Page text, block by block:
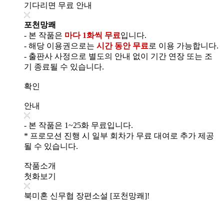
기다리면 무료 안내
포천망쾌
- 본 작품은 마다 1화씩 무료입니다.
- 해당 이용권으로는 시간 동안 무료 로 이용 가능합니다.
- 출판사 사정으로 별도의 안내 없이 기간 연장 또는 조
기 종료될 수 있습니다.
확인
안내
- 본 작품은 1~25화 무료입니다.
* 프로모션 진행 시 일부 회차가 무료 대여로 추가 제공
될 수 있습니다.
작품소개
첫화보기
북미혼 신무협 장편소설 [포천망쾌]!